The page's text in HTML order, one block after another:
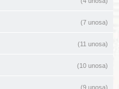
(7 unosa)
(11 unosa)
(10 unosa)
(9 unosa)